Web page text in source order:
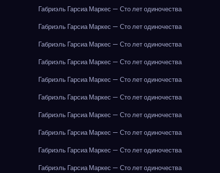
Габриэль Гарсиа Маркес — Сто лет одиночества
Габриэль Гарсиа Маркес — Сто лет одиночества
Габриэль Гарсиа Маркес — Сто лет одиночества
Габриэль Гарсиа Маркес — Сто лет одиночества
Габриэль Гарсиа Маркес — Сто лет одиночества
Габриэль Гарсиа Маркес — Сто лет одиночества
Габриэль Гарсиа Маркес — Сто лет одиночества
Габриэль Гарсиа Маркес — Сто лет одиночества
Габриэль Гарсиа Маркес — Сто лет одиночества
Габриэль Гарсиа Маркес — Сто лет одиночества